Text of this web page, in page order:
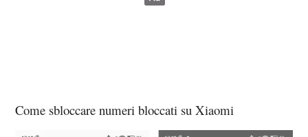
Come sbloccare numeri bloccati su Xiaomi